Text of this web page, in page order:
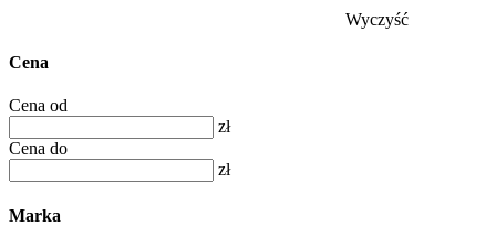
Wyczyść
Cena
Cena od
zł
Cena do
zł
Marka